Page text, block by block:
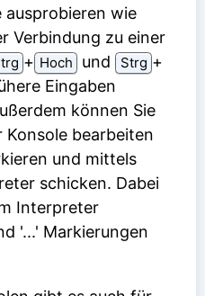
ausprobieren wie
Verbindung zu einer
⁠+⁠ Hoch und Strg ⁠+⁠
Eingaben
können Sie
Konsole bearbeiten
und mittels
schicken. Dabei
Interpreter
'...' Markierungen